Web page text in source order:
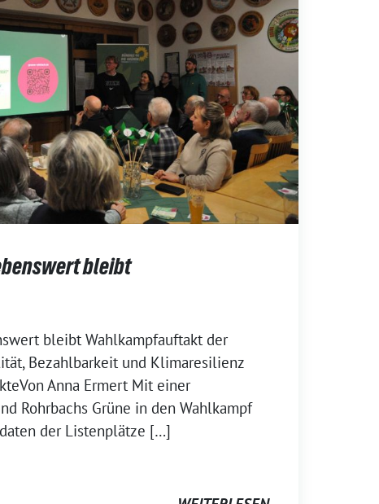
bleibt
bleibt Wahlkampfauftakt der
Bezahlbarkeit und Klimaresilienz
Anna Ermert Mit einer
Rohrbachs Grüne in den Wahlkampf
der Listenplätze […]